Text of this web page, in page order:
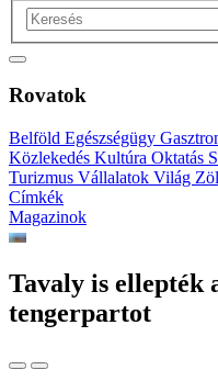
Rovatok
Belföld Egészségügy
Közlekedés Kultúra Oktatás
Turizmus Vállalatok Világ
Címkék
Magazinok
Tavaly is ellepték
tengerpartot